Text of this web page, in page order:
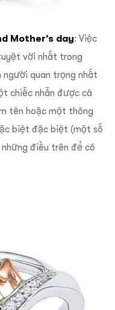
Mother’s day: Việc
vời nhất trong
người quan trọng nhất
chiếc nhẫn được cá
tên hoặc một thông
biệt đặc biệt (một số
điều trên để có